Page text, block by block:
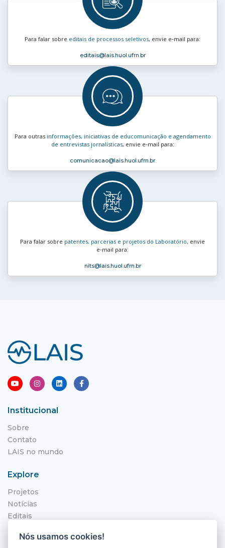
Para falar sobre editais de processos seletivos, envie e‑mail para:
editais@lais.huol.ufrn.br
Para outras informações, iniciativas de educomunicação e agendamento
de entrevistas jornalísticas, envie e‑mail para:
comunicacao@lais.huol.ufrn.br
Para falar sobre patentes, parcerias e projetos do Laboratório, envie
e‑mail para:
nits@lais.huol.ufrn.br
Institucional
Sobre
Contato
LAIS no mundo
Explore
Projetos
Notícias
Editais
Nós usamos cookies!